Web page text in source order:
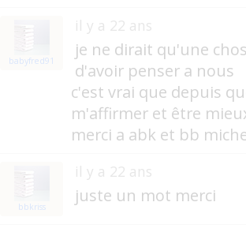
babyfred91
il y a 22 ans
je ne dirait qu'une
d'avoir penser a nous
c'est vrai que depuis
m'affirmer et être
merci a abk et bb
bbkriss
il y a 22 ans
juste un mot merci